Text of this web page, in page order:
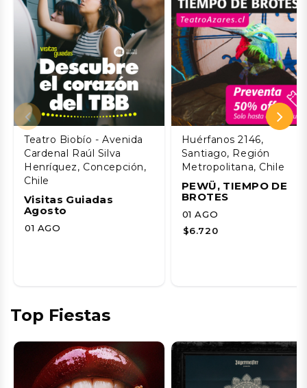
Teatro Biobío - Avenida
Cardenal Raúl Silva
Henríquez, Concepción,
Chile
Visitas Guiadas
Agosto
01 AGO
Huérfanos 2146,
Santiago, Región
Metropolitana, Chile
PEWÜ, TIEMPO DE
BROTES
01 AGO
$6.720
Top Fiestas